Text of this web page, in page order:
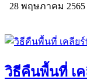
28 พฤษภาคม 2565
วิธีคืนพื้นที่ เ